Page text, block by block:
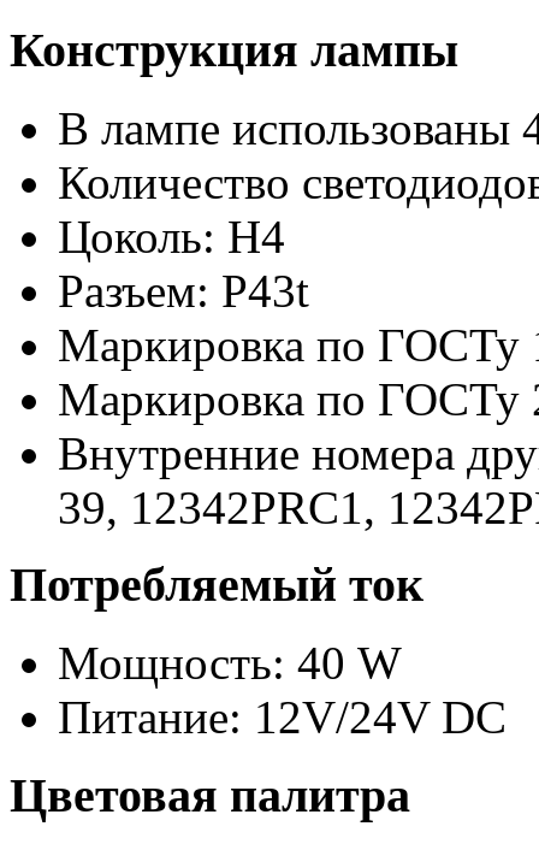
Конструкция лампы
В лампе использованы
Количество
Цоколь: H4
Разъем: P43t
Маркировка по ГОСТу
Маркировка по ГОСТу
Внутренние номера
39, 12342PRC1,
Потребляемый ток
Мощность: 40 W
Питание: 12V/24V DC
Цветовая палитра